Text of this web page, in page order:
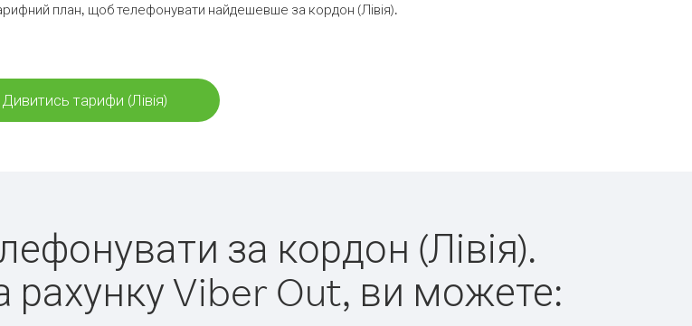
план, щоб телефонувати найдешевше за кордон (Лівія).
Дивитись тарифи (Лівія)
за кордон (Лівія).
Viber Out, ви можете: